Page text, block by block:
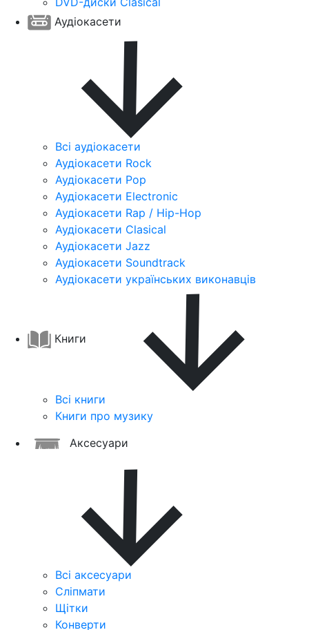
Аудіокасети
Всі аудіокасети
Аудіокасети Rock
Аудіокасети Pop
Аудіокасети Electronic
Аудіокасети Rap / Hip-Hop
Аудіокасети Clasical
Аудіокасети Jazz
Аудіокасети Soundtrack
Аудіокасети українських виконавців
Книги
Всі книги
Книги про музику
Аксесуари
Всі аксесуари
Сліпмати
Щітки
Конверти